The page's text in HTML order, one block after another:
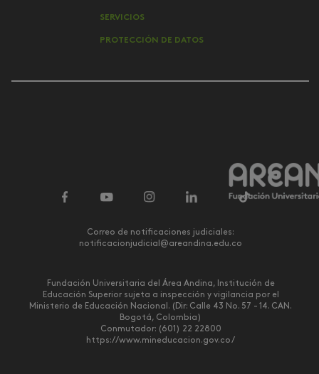
SERVICIOS
PROTECCIÓN DE DATOS
Correo de notificaciones judiciales:
notificacionjudicial@areandina.edu.co
Fundación Universitaria del Área Andina, Institución de
Educación Superior sujeta a inspección y vigilancia por el
Ministerio de Educación Nacional. (Dir: Calle 43 No. 57 - 14. CAN.
Bogotá, Colombia)
Conmutador: (601) 22 22800
https://www.mineducacion.gov.co/